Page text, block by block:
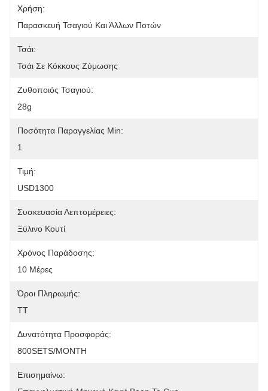
Χρήση:
Παρασκευή Τσαγιού Και Άλλων Ποτών
Τσάι:
Τσάι Σε Κόκκους Ζύμωσης
Ζυθοποιός Τσαγιού:
28g
Ποσότητα Παραγγελίας Min:
1
Τιμή:
USD1300
Συσκευασία Λεπτομέρειες:
Ξύλινο Κουτί
Χρόνος Παράδοσης:
10 Μέρες
Όροι Πληρωμής:
TT
Δυνατότητα Προσφοράς:
800SETS/MONTH
Επισημαίνω: